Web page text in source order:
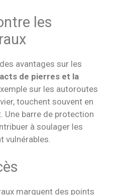
les
avantages sur les
de pierres et la
sur les autoroutes
touchent souvent en
Une barre de protection
à soulager les
vulnérables.
marquent des points